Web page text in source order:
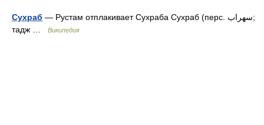
Сухраб — Рустам отплакивает Сухраба Сухраб (перс. سهراب‎;
тадж …
Википедия